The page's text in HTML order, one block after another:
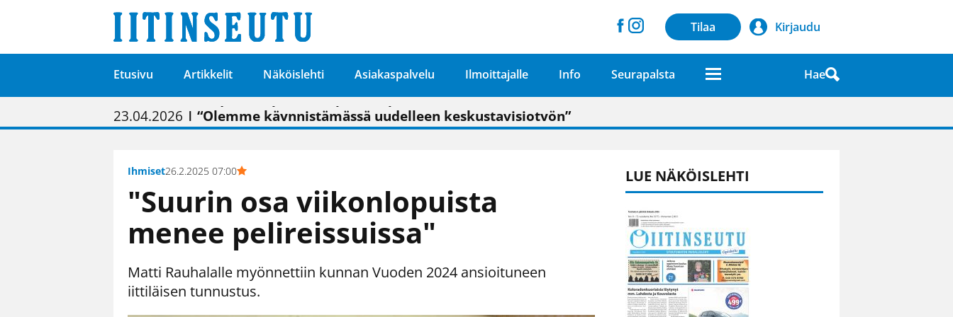
Tilaa Kirjaudu
Etusivu Artikkelit Näköislehti Asiakaspalvelu Ilmoittajalle Info Seurapalsta Hae
01.02.2026 | Painon vaihtumisen pitäisi näkyä hieman parempana painojäljen laatuna lehdessä
05.02.2026 | Uudistettu kunnantalo on valoisa
23.04.2026 | “Olemme käynnistämässä uudelleen keskustavisiotyön”
09.05.2026| "Maalla on totuttu elämään omavaraisemmin kuin kaupungissa"
Ihmiset26.2.2025 07:00
"Suurin osa viikonlopuista
menee pelireissuissa"
Matti Rauhalalle myönnettiin kunnan Vuoden 2024 ansioituneen
iittiläisen tunnustus.
LUE NÄKÖISLEHTI